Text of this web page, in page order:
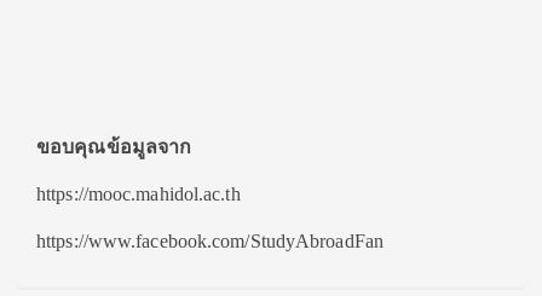
ขอบคุณข้อมูลจาก
https://mooc.mahidol.ac.th
https://www.facebook.com/StudyAbroadFan